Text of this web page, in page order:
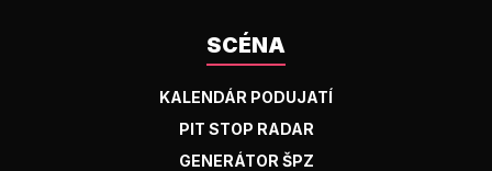
SCÉNA
KALENDÁR PODUJATÍ
PIT STOP RADAR
GENERÁTOR ŠPZ